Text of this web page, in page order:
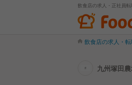
飲食店の求人・正社員
飲食店の求人・
九州塚田